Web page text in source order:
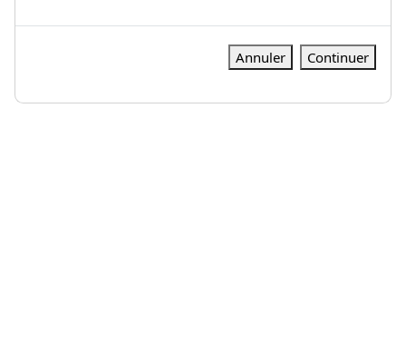
Annuler Continuer